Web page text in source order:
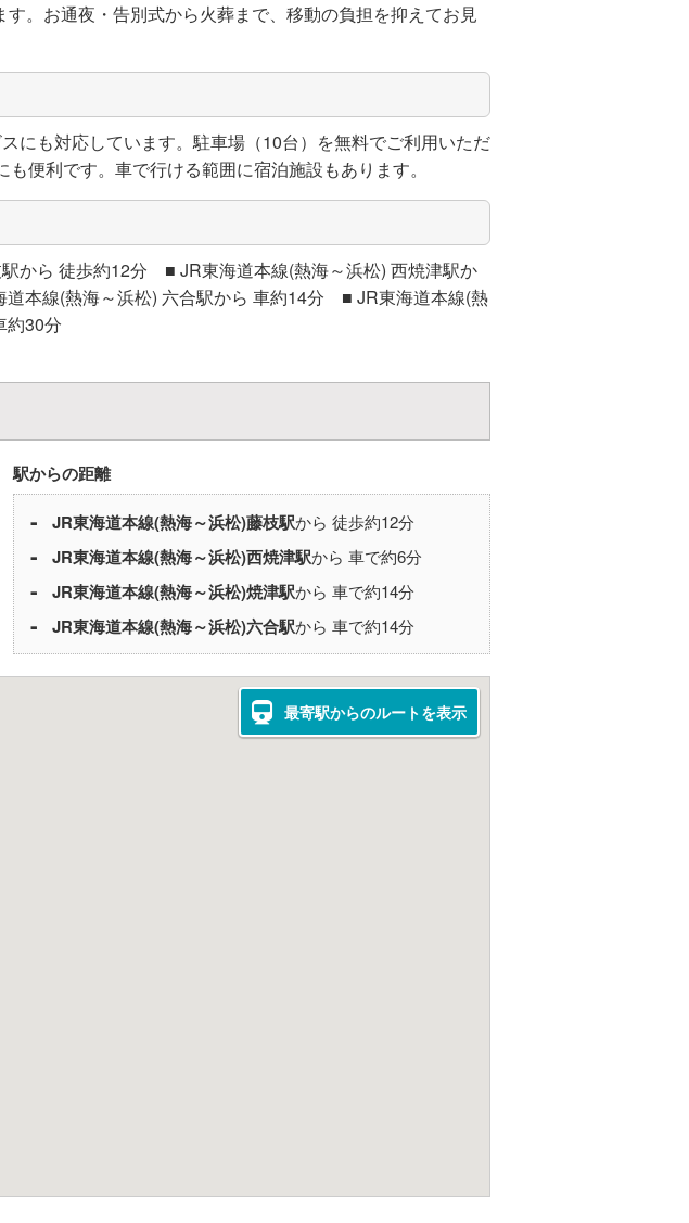
。お通夜・告別式から火葬まで、移動の負担を抑えてお見
にも対応しています。駐車場（10台）を無料でご利用いただ
便利です。車で行ける範囲に宿泊施設もあります。
ら 徒歩約12分 ■ JR東海道本線(熱海～浜松) 西焼津駅か
本線(熱海～浜松) 六合駅から 車約14分 ■ JR東海道本線(熱
約30分
駅からの距離
JR東海道本線(熱海～浜松)藤枝駅から 徒歩約12分
JR東海道本線(熱海～浜松)西焼津駅から 車で約6分
JR東海道本線(熱海～浜松)焼津駅から 車で約14分
JR東海道本線(熱海～浜松)六合駅から 車で約14分
最寄駅からのルートを表示